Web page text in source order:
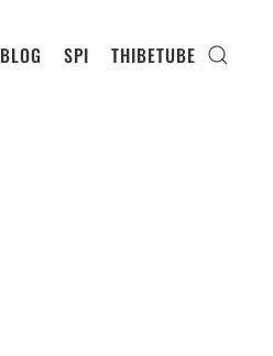
BLOG SPI THIBETUBE